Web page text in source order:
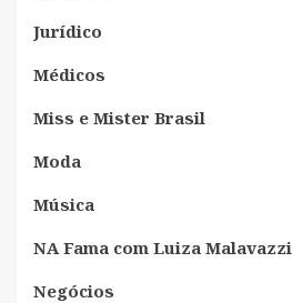
Jurídico
Médicos
Miss e Mister Brasil
Moda
Música
NA Fama com Luiza Malavazzi
Negócios